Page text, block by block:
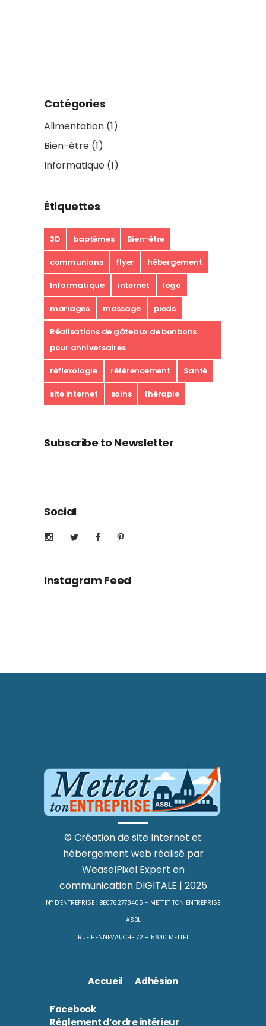
Catégories
Alimentation (1)
Bien-être (1)
Informatique (1)
Étiquettes
3D baptêmes Bien-être
communions flyer hébergement
Informatique internet logo
mariages massage pieds
Réalisations de gâteaux de bonbons
pour anniversaires
réflexologie référencement Santé
site internet soins thérapie
Subscribe to Newsletter
Social
Instagram Feed
Accueil Adhésion
© Création de site Internet et
hébergement webréalisé par
WeaselPixel Expert en
communication DIGITALE | 2025
N° D’ENTREPRISE : BE0762778405 - METTET TON ENTREPRISE
ASBL
RUE HENNEVAUCHE 72 – 5640 METTET
Facebook
Règlement d’ordre intérieur